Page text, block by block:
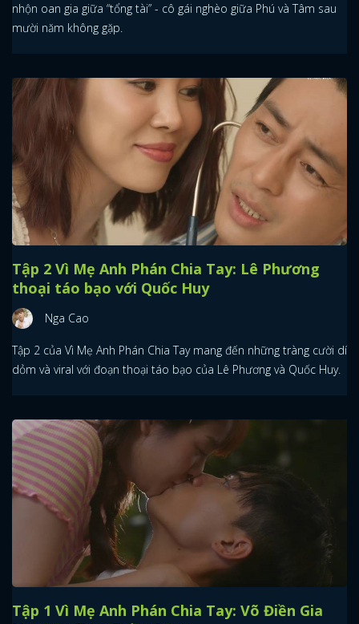
nhộn oan gia giữa “tổng tài” - cô gái nghèo giữa Phú và Tâm sau
mười năm không gặp.
Tập 2 Vì Mẹ Anh Phán Chia Tay: Lê Phương
thoại táo bạo với Quốc Huy
Nga Cao
Tập 2 của Vì Mẹ Anh Phán Chia Tay mang đến những tràng cười dí
dỏm và viral với đoạn thoại táo bạo của Lê Phương và Quốc Huy.
Tập 1 Vì Mẹ Anh Phán Chia Tay: Võ Điền Gia